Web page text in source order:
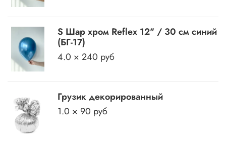
S Шар хром Reflex 12" / 30 см синий
(БГ-17)
4.0 × 240 руб
Грузик декорированный
1.0 × 90 руб